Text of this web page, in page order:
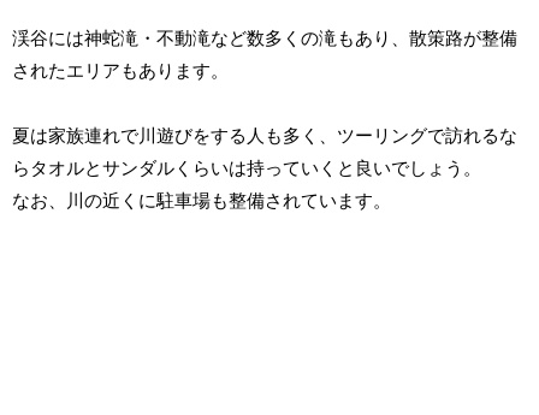
渓谷には神蛇滝・不動滝など数多くの滝もあり、散策路が整備
されたエリアもあります。
夏は家族連れで川遊びをする人も多く、ツーリングで訪れるな
らタオルとサンダルくらいは持っていくと良いでしょう。
なお、川の近くに駐車場も整備されています。